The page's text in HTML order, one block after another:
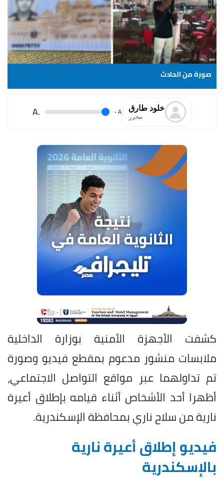
صورة من الحادث
خلود طارق
محرر A
.
.A
كشفت الأجهزة الأمنية بوزارة الداخلية
ملابسات منشور مدعوم بمقطع فيديو وصورة
تم تداولهما عبر مواقع التواصل الاجتماعي،
أظهرا أحد الأشخاص أثناء قيامه بإطلاق أعيرة
نارية من سلاح ناري بمحافظة الإسكندرية.
فيديو إطلاق أعيرة نارية
بالإسكندرية